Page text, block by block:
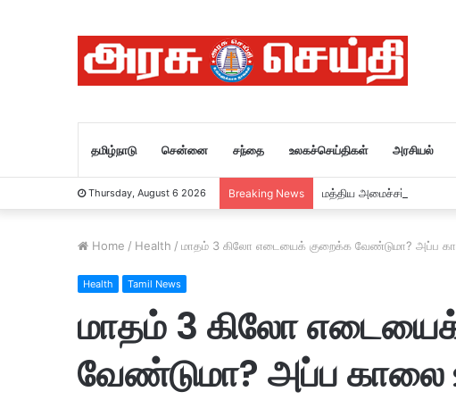
தமிழ்நாடு சென்னை சந்தை உலகச்செய்திகள் அரசியல்
Thursday, August 6 2026 Breaking News மத்திய அமைச்சர் அமித்ஷா
Home / Health / மாதம் 3 கிலோ எடையைக் குறைக்க வேண்டுமா? அப்ப
Health Tamil News
மாதம் 3 கிலோ
வேண்டுமா? அப்ப